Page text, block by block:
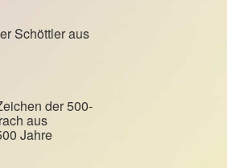
Schöttler aus
der 500-
aus
Jahre